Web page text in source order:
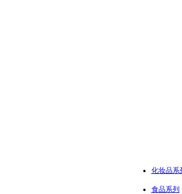
化妆品系
食品系列